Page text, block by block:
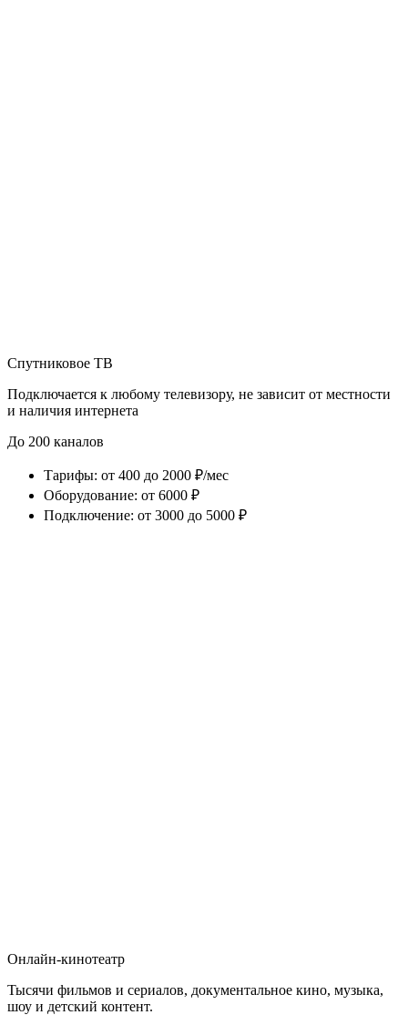
Спутниковое ТВ
Подключается к любому телевизору, не зависит от местности
и наличия интернета
До 200 каналов
Тарифы: от 400 до 2000 ₽/мес
Оборудование: от 6000 ₽
Подключение: от 3000 до 5000 ₽
Онлайн-кинотеатр
Тысячи фильмов и сериалов, документальное кино, музыка,
шоу и детский контент.